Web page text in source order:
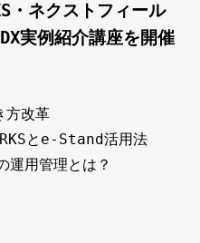
・ネクストフィール
実例紹介講座を開催
方改革
とe-Stand活用法
運用管理とは？